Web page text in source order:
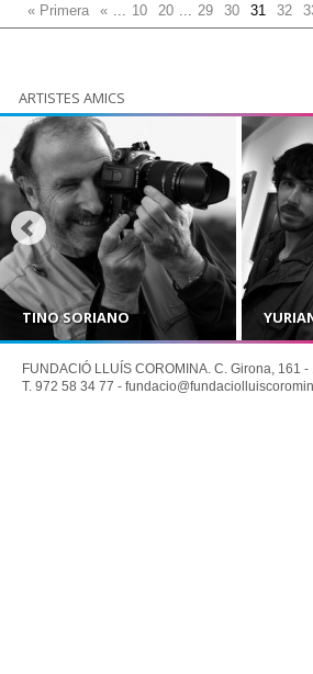
« Primera « 10 20 29 30 31 32
ARTISTES AMICS
TINO SORIANO
FUNDACIÓ LLUÍS COROMINA. C. Girona, 161
T. 972 58 34 77 -